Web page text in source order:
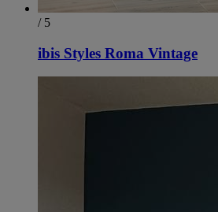
/ 5
ibis Styles Roma Vintage